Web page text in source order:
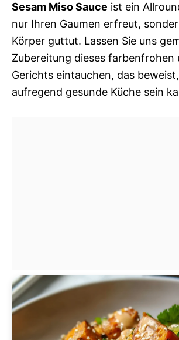
Sesam Miso Sauce ist ein
nur Ihren Gaumen erfreut,
Körper guttut. Lassen Sie uns
Zubereitung dieses farbenfrohen
Gerichts eintauchen, das
aufregend gesunde Küche sein